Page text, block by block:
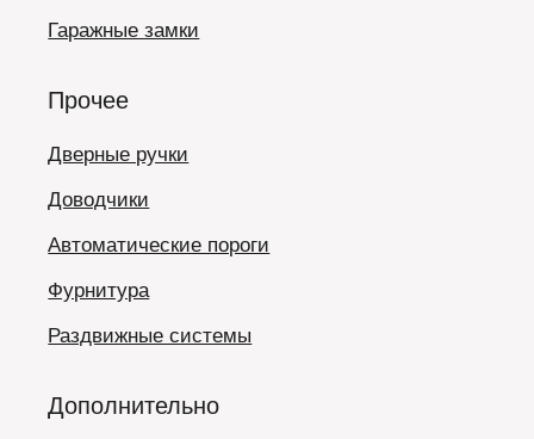
Гаражные замки
Прочее
Дверные ручки
Доводчики
Автоматические пороги
Фурнитура
Раздвижные системы
Дополнительно